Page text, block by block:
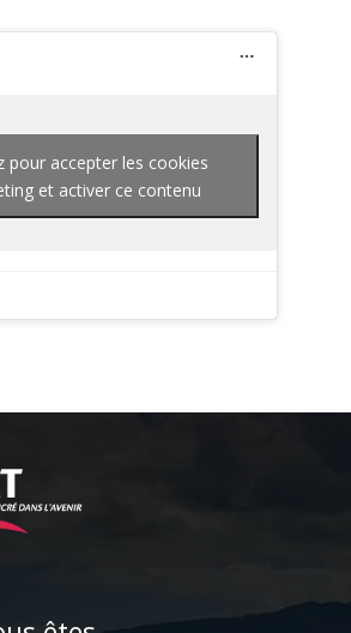
pour accepter les cookies
et activer ce contenu